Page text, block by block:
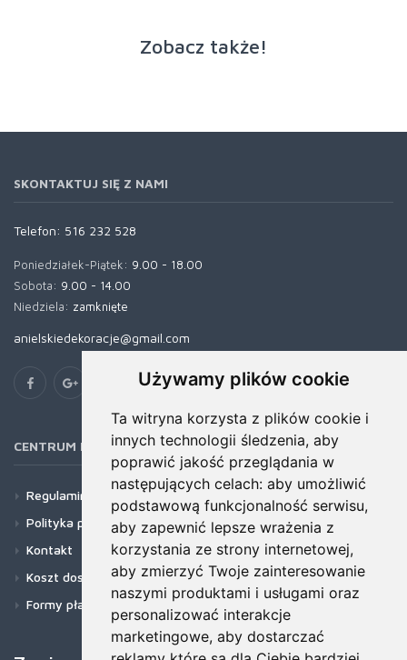
Używamy plików cookie
Ta witryna korzysta z plików cookie i
innych technologii śledzenia, aby
poprawić jakość przeglądania w
następujących celach: aby umożliwić
podstawową funkcjonalność serwisu,
aby zapewnić lepsze wrażenia z
korzystania ze strony internetowej,
aby zmierzyć Twoje zainteresowanie
naszymi produktami i usługami oraz
personalizować interakcje
marketingowe, aby dostarczać
Zobacz także!
SKONTAKTUJ SIĘ Z NAMI
Telefon: 516 232 528
Poniedziałek-Piątek: 9.00 - 18.00
Sobota: 9.00 - 14.00
Niedziela: zamknięte
anielskiedekoracje@gmail.com
CENTRUM POMOCY
Regulamin
Polityka prywatności
Kontakt
Koszt dostawy
Formy płatności